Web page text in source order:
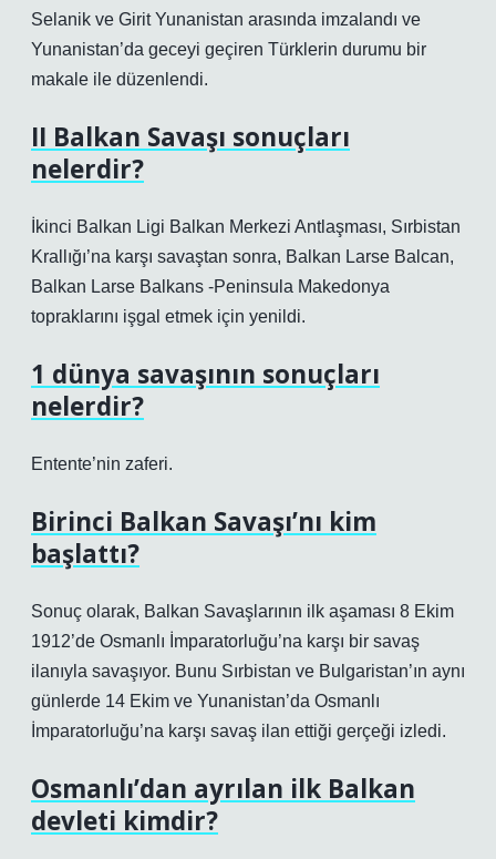
Selanik ve Girit Yunanistan arasında imzalandı ve
Yunanistan’da geceyi geçiren Türklerin durumu bir
makale ile düzenlendi.
II Balkan Savaşı sonuçları
nelerdir?
İkinci Balkan Ligi Balkan Merkezi Antlaşması, Sırbistan
Krallığı’na karşı savaştan sonra, Balkan Larse Balcan,
Balkan Larse Balkans -Peninsula Makedonya
topraklarını işgal etmek için yenildi.
1 dünya savaşının sonuçları
nelerdir?
Entente’nin zaferi.
Birinci Balkan Savaşı’nı kim
başlattı?
Sonuç olarak, Balkan Savaşlarının ilk aşaması 8 Ekim
1912’de Osmanlı İmparatorluğu’na karşı bir savaş
ilanıyla savaşıyor. Bunu Sırbistan ve Bulgaristan’ın aynı
günlerde 14 Ekim ve Yunanistan’da Osmanlı
İmparatorluğu’na karşı savaş ilan ettiği gerçeği izledi.
Osmanlı’dan ayrılan ilk Balkan
devleti kimdir?